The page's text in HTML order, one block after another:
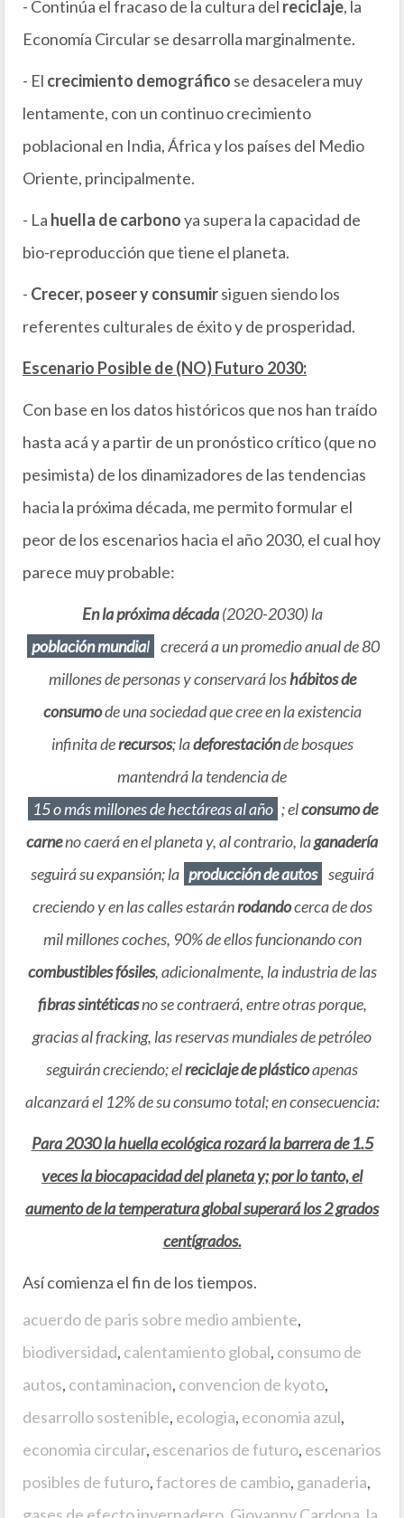
- Continúa el fracaso de la cultura del reciclaje, la
Economía Circular se desarrolla marginalmente.
- El crecimiento demográfico se desacelera muy
lentamente, con un continuo crecimiento
poblacional en India, África y los países del Medio
Oriente, principalmente.
- La huella de carbonoya supera la capacidad de
bio-reproducción que tiene el planeta.
- Crecer, poseer y consumirsiguen siendo los
referentes culturales de éxito y de prosperidad.
Escenario Posible de (NO) Futuro 2030:
Con base en los datos históricos que nos han traído
hasta acá y a partir de un pronóstico crítico (que no
pesimista) de los dinamizadores de las tendencias
hacia la próxima década, me permito formular el
peor de los escenarios hacia el año 2030, el cual hoy
parece muy probable:
En la próxima década(2020-2030) la
población mundial crecerá a un promedio anual de 80
millones de personas y conservará loshábitos de
consumode una sociedad que cree en la existencia
infinita derecursos; ladeforestaciónde bosques
mantendrá la tendencia de
15 o más millones de hectáreas al año ; elconsumo de
carneno caerá en el planeta y, al contrario, laganadería
seguirá su expansión; la producción de autos seguirá
creciendo y en las calles estaránrodandocerca de dos
mil millones coches, 90% de ellos funcionando con
combustibles fósiles, adicionalmente, la industria de las
fibras sintéticasno se contraerá, entre otras porque,
gracias al fracking, las reservas mundiales de petróleo
seguirán creciendo; elreciclaje de plásticoapenas
alcanzará el 12% de su consumo total; en consecuencia:
Para 2030 la huella ecológica rozará la barrera de 1.5
veces la biocapacidad del planeta y; por lo tanto, el
aumento de la temperatura global superará los 2 grados
centígrados.
Así comienza el fin de los tiempos.
acuerdo de paris sobre medio ambiente,
biodiversidad, calentamiento global, consumo de
autos, contaminacion, convencion de kyoto,
desarrollo sostenible, ecologia, economia azul,
economia circular, escenarios de futuro, escenarios
posibles de futuro,factores de cambio, ganaderia,